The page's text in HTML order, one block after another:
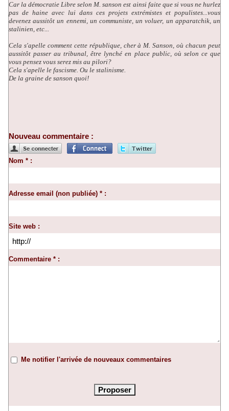
Car la démocratie Libre selon M. sanson est ainsi faite que si vous ne hurlez
pas de haine avec lui dans ces projets extrémistes et populistes...vous
devenez aussitôt un ennemi, un communiste, un voluer, un apparatchik, un
stalinien, etc...
Cela s'apelle comment cette république, cher à M. Sanson, où chacun peut
aussitôt passer au tribunal, être lynché en place public, où selon ce que
vous pensez vous serez mis au pilori?
Cela s'apelle le fascisme. Ou le stalinisme.
De la graine de sanson quoi!
Nouveau commentaire :
Nom * :
Adresse email (non publiée) * :
Site web :
Commentaire * :
Me notifier l'arrivée de nouveaux commentaires